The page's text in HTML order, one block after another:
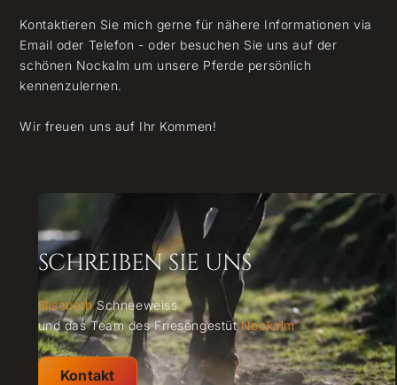
Kontaktieren Sie mich gerne für nähere Informationen via
Email oder Telefon - oder besuchen Sie uns auf der
schönen Nockalm um unsere Pferde persönlich
kennenzulernen.
Wir freuen uns auf Ihr Kommen!
SCHREIBEN SIE UNS
ElisabethSchneeweiss
und das Team des FriesengestütNockalm
Kontakt